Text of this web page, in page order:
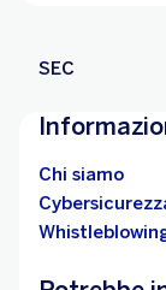
SEC
Chi siamo